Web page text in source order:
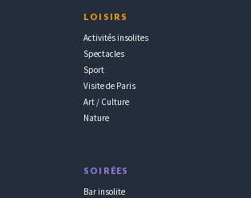
LOISIRS
Activités insolites
Spectacles
Sport
Visite de Paris
Art / Culture
Nature
SOIRÉES
Bar insolite